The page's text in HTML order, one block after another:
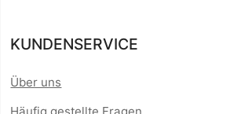
KUNDENSERVICE
Über uns